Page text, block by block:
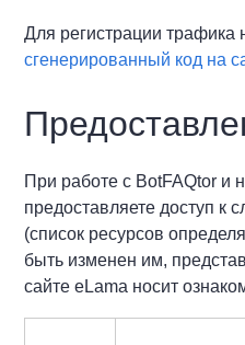
Для регистрации
сгенерированный код на
При работе с BotFAQtor и
предоставляете доступ к
(список ресурсов
быть изменен им,
сайте eLama носит